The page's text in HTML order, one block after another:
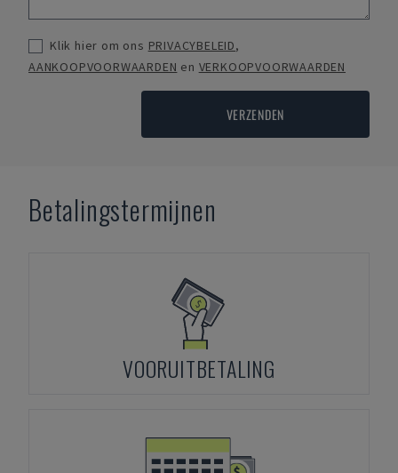
Klik hier om ons PRIVACYBELEID,
AANKOOPVOORWAARDEN en VERKOOPVOORWAARDEN
VERZENDEN
Betalingstermijnen
VOORUITBETALING